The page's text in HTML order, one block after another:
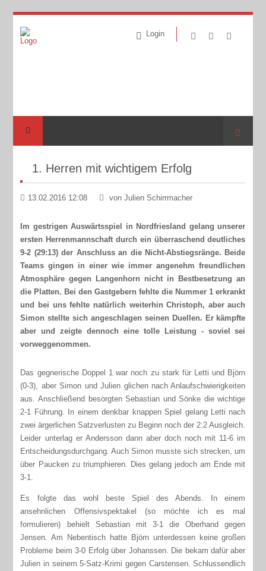
Login
Suche
1. Herren mit wichtigem Erfolg
13.02.2016 12:08 von Julien Schirrmacher
Im gestrigen Auswärtsspiel in Nordfriesland gelang unserer
ersten Herrenmannschaft durch ein überraschend deutliches
9-2 (29:13) der Anschluss an die Nicht-Abstiegsränge. Beide
Teams gingen in einer wie immer angenehm freundlichen
Atmosphäre gegen Langenhorn nicht in Bestbesetzung an
die Platten. Bei den Gastgebern fehlte die Nummer 1 erkrankt
und bei uns fehlte natürlich weiterhin Christoph, aber auch
Simon stellte sich angeschlagen seinen Duellen. Er kämpfte
aber und zeigte dennoch eine tolle Leistung - soviel sei
vorweggenommen.
Das gegnerische Doppel 1 war noch zu stark für Letti und Björn
(0-3), aber Simon und Julien glichen nach Anlaufschwierigkeiten
aus. Anschließend besorgten Sebastian und Sönke die wichtige
2-1 Führung. In einem denkbar knappen Spiel gelang Letti nach
zwei ärgerlichen Satzverlusten zu Beginn noch der 2:2 Ausgleich.
Leider unterlag er Andersson dann aber doch noch mit 11-6 im
Entscheidungsdurchgang. Auch Simon musste sich strecken, um
über Paucken zu triumphieren. Dies gelang jedoch am Ende mit
3-1.
Es folgte das wohl beste Spiel des Abends. In einem
ansehnlichen Offensivspektakel (so möchte ich es mal
formulieren) behielt Sebastian mit 3-1 die Oberhand gegen
Jensen. Am Nebentisch hatte Björn unterdessen keine großen
Probleme beim 3-0 Erfolg über Johanssen. Die bekam dafür aber
Julien in seinem 5-Satz-Krimi gegen Carstensen. Schlussendlich